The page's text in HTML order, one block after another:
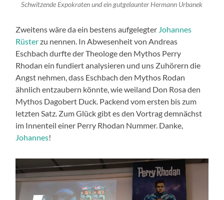
Schwitzende Expokraten und ein gutgelaunter Hermann Urbanek
Zweitens wäre da ein bestens aufgelegter Johannes
Rüsterzu nennen. In Abwesenheit von Andreas
Eschbach durfte der Theologe den Mythos Perry
Rhodan ein fundiert analysieren und uns Zuhörern die
Angst nehmen, dass Eschbach den Mythos Rodan
ähnlich entzaubern könnte, wie weiland Don Rosa den
Mythos Dagobert Duck. Packend vom ersten bis zum
letzten Satz. Zum Glück gibt es den Vortrag demnächst
im Innenteil einer Perry Rhodan Nummer. Danke,
Johannes!